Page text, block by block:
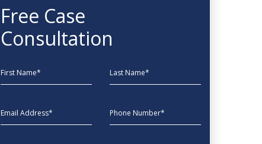
Free Case
Consultation
First Name Last Name
EmailAddress phone